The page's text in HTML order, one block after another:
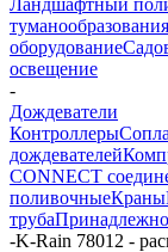
оборудование
освещение
-
Дождеватели
КонтроллерыСопла
дождевателей
CONNECT
поливочныеКраны
труба
-K-Rain 78012 -